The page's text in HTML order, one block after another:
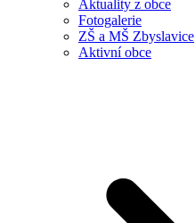
Aktuality z obce
Fotogalerie
ZŠ a MŠ Zbyslavice
Aktivní obce